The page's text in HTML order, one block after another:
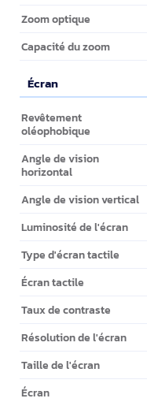
Zoom optique
Capacité du zoom
Écran
Écran
Revêtement
oléophobique
Angle de vision
horizontal
Angle de vision vertical
Luminosité de l'écran
Type d'écran tactile
Écran tactile
Taux de contraste
Résolution de l'écran
Taille de l'écran
Écran